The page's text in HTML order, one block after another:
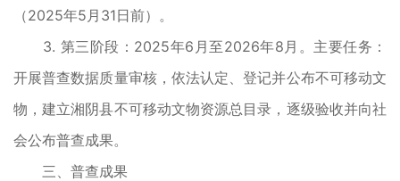
（2025年5月31日前）。
3. 第三阶段：2025年6月至2026年8月。主要任务：
开展普查数据质量审核，依法认定、登记并公布不可移动文
物，建立湘阴县不可移动文物资源总目录，逐级验收并向社
会公布普查成果。
三、普查成果